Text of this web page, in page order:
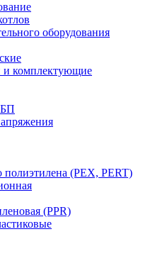
оборудования
и комплектующие
полиэтилена (PEX, PERT)
(PPR)